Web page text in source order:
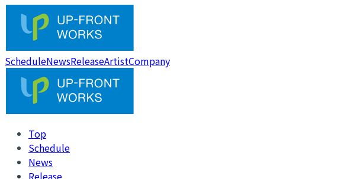
ScheduleNewsReleaseArtistCompany
Top
Schedule
News
Release